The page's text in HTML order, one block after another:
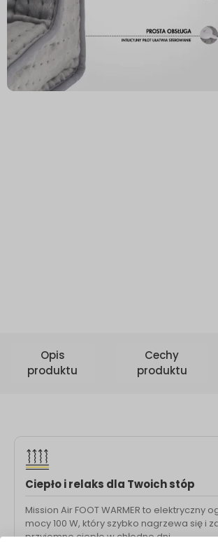
Opis
produktu
Cechy
produktu
Ciepło i relaks dla Twoich stóp
Mission Air FOOT WARMER to elektryczny
mocy 100 W, który szybko nagrzewa się i
przyjemne ciepło w chłodne dni.